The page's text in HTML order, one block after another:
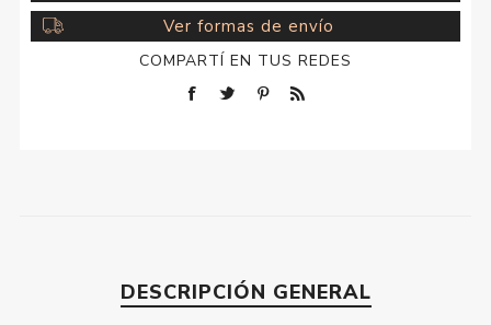
Ver formas de envío
COMPARTÍ EN TUS REDES
DESCRIPCIÓN GENERAL